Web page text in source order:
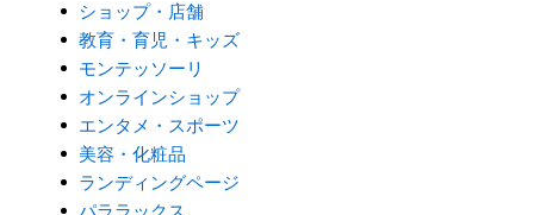
ショップ・店舗
教育・育児・キッズ
モンテッソーリ
オンラインショップ
エンタメ・スポーツ
美容・化粧品
ランディングページ
パララックス